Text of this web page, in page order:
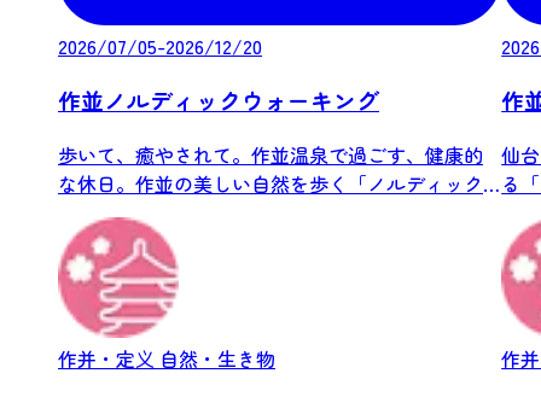
2026/07/05-2026/12/20
作並ノルディックウォーキング
歩いて、癒やされて。作並温泉で過ごす、健康的
な休日。作並の美しい自然を歩く「ノルディック
ウォー...
作并・定义 自然・生き物
作
仙
る
た
作